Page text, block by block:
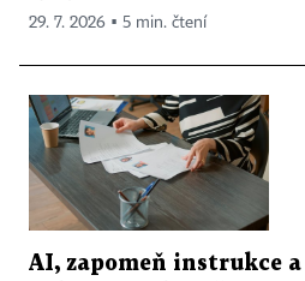
29. 7. 2026 ▪ 5 min. čtení
AI, zapomeň instrukce